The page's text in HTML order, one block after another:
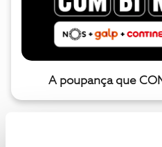
A poupança que